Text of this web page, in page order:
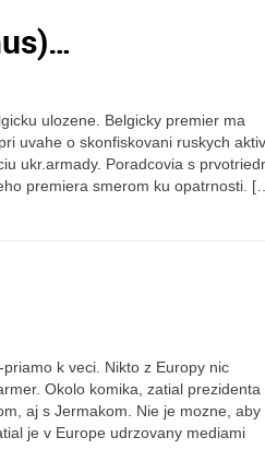
ulozene. Belgicky premier ma
uvahe o skonfiskovani ruskych aktiv,
ukr.armady. Poradcovia s
premiera smerom ku opatrnosti.
k veci. Nikto z Europy nic
Okolo komika, zatial prezidenta
aj s Jermakom. Nie je mozne, aby
je v Europe udrzovany mediami